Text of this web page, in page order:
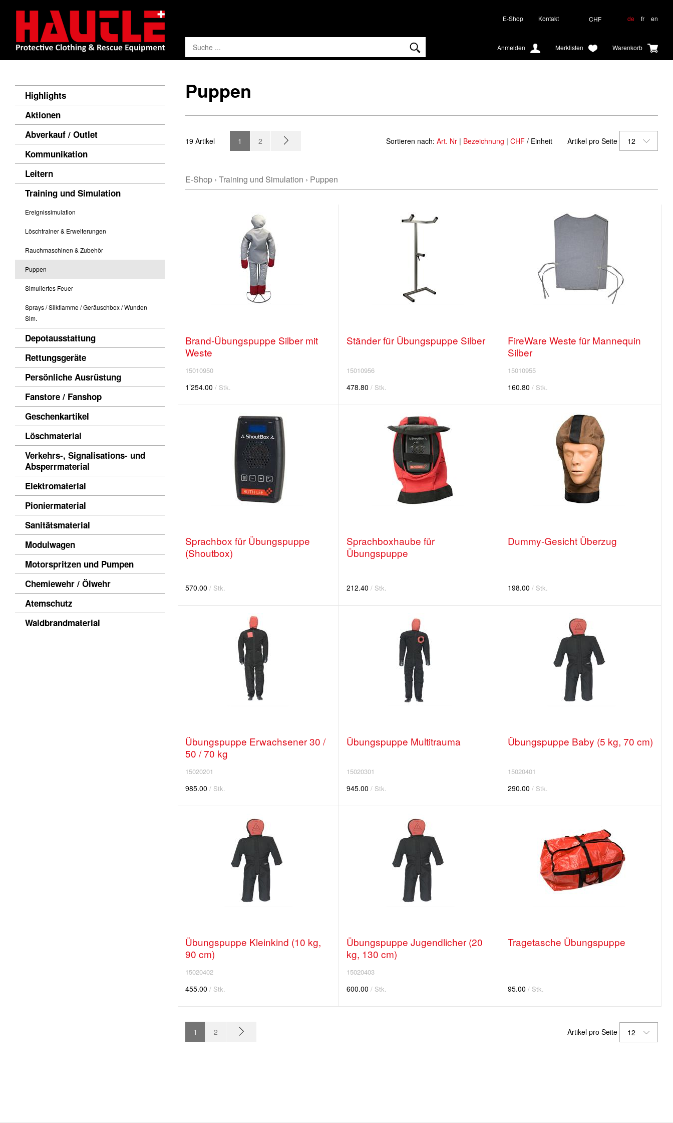
CHF de fr en
E-Shop Kontakt
Warenkorb
Merklisten
Anmelden
Highlights
Aktionen
Abverkauf / Outlet
Kommunikation
Leitern
Training und Simulation
Ereignissimulation
Löschtrainer & Erweiterungen
Rauchmaschinen & Zubehör
Puppen
Simuliertes Feuer
Sprays / Silkflamme / Geräuschbox / Wunden
Sim.
Depotausstattung
Rettungsgeräte
Persönliche Ausrüstung
Fanstore / Fanshop
Geschenkartikel
Löschmaterial
Verkehrs-, Signalisations- und
Absperrmaterial
Elektromaterial
Pioniermaterial
Sanitätsmaterial
Modulwagen
Motorspritzen und Pumpen
Chemiewehr / Ölwehr
Atemschutz
Waldbrandmaterial
Puppen
Artikel pro Seite 12
Sortieren nach: Art. Nr | Bezeichnung | CHF / Einheit
19 Artikel 1 2
E-Shop › Training und Simulation › Puppen
Brand-Übungspuppe Silber mit
Weste
15010950
1’254.00 / Stk.
Ständer für Übungspuppe Silber
15010956
478.80 / Stk.
FireWare Weste für Mannequin
Silber
15010955
160.80 / Stk.
Sprachbox für Übungspuppe
(Shoutbox)
570.00 / Stk.
Sprachboxhaube für
Übungspuppe
212.40 / Stk.
Dummy-Gesicht Überzug
198.00 / Stk.
Übungspuppe Erwachsener 30 /
50 / 70 kg
15020201
985.00 / Stk.
Übungspuppe Multitrauma
15020301
945.00 / Stk.
Übungspuppe Baby (5 kg, 70 cm)
15020401
290.00 / Stk.
Übungspuppe Kleinkind (10 kg,
90 cm)
15020402
455.00 / Stk.
Übungspuppe Jugendlicher (20
kg, 130 cm)
15020403
600.00 / Stk.
Tragetasche Übungspuppe
95.00 / Stk.
Artikel pro Seite 12
1 2